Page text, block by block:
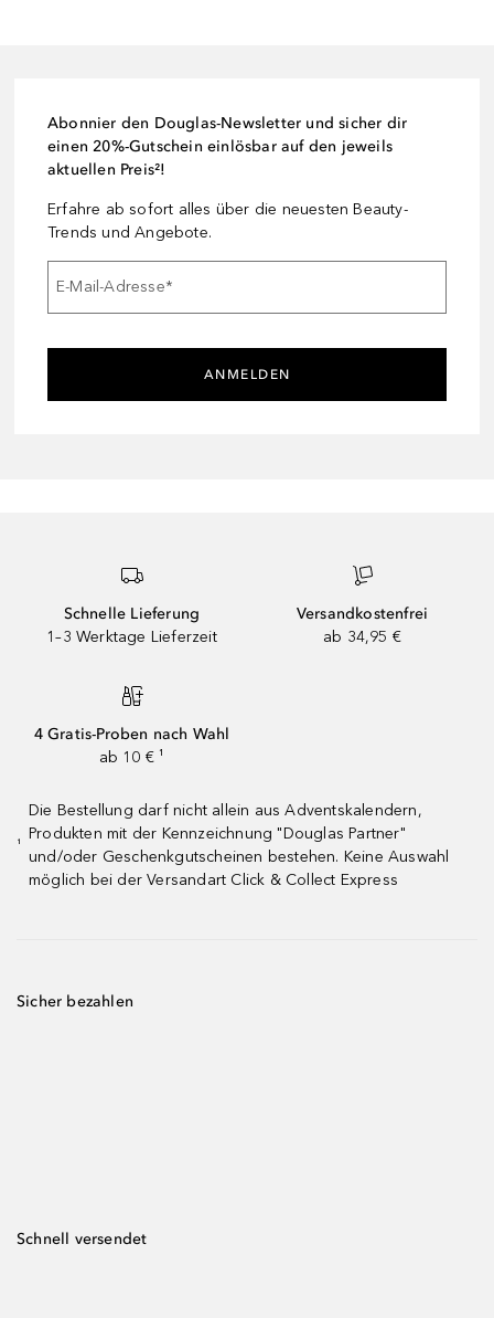
Abonnier den Douglas-Newsletter und sicher dir
einen 20%-Gutschein einlösbar auf den jeweils
aktuellen Preis²!
Erfahre ab sofort alles über die neuesten Beauty-
Trends und Angebote.
E-Mail-Adresse*
ANMELDEN
Schnelle Lieferung
1–3 Werktage Lieferzeit
Versandkostenfrei
ab 34,95 €
4 Gratis-Proben nach Wahl
ab 10 € ¹
¹
Die Bestellung darf nicht allein aus Adventskalendern,
Produkten mit der Kennzeichnung "Douglas Partner"
und/oder Geschenkgutscheinen bestehen. Keine Auswahl
möglich bei der Versandart Click & Collect Express
Sicher bezahlen
Schnell versendet